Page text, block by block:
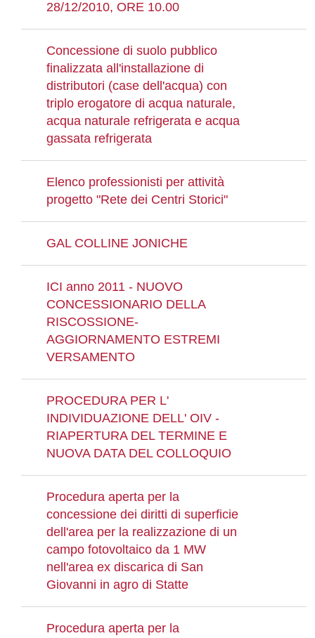
28/12/2010, ORE 10.00
Concessione di suolo pubblico
finalizzata all'installazione di
distributori (case dell'acqua) con
triplo erogatore di acqua naturale,
acqua naturale refrigerata e acqua
gassata refrigerata
Elenco professionisti per attività
progetto "Rete dei Centri Storici"
GAL COLLINE JONICHE
ICI anno 2011 - NUOVO
CONCESSIONARIO DELLA
RISCOSSIONE-
AGGIORNAMENTO ESTREMI
VERSAMENTO
PROCEDURA PER L'
INDIVIDUAZIONE DELL' OIV -
RIAPERTURA DEL TERMINE E
NUOVA DATA DEL COLLOQUIO
Procedura aperta per la
concessione dei diritti di superficie
dell'area per la realizzazione di un
campo fotovoltaico da 1 MW
nell'area ex discarica di San
Giovanni in agro di Statte
Procedura aperta per la